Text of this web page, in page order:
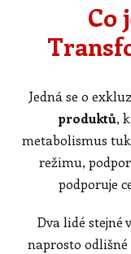
Co
Jedná se o
produktů,
metabolismus
režimu,
podporuje
Dva lidé stejné
naprosto odlišné